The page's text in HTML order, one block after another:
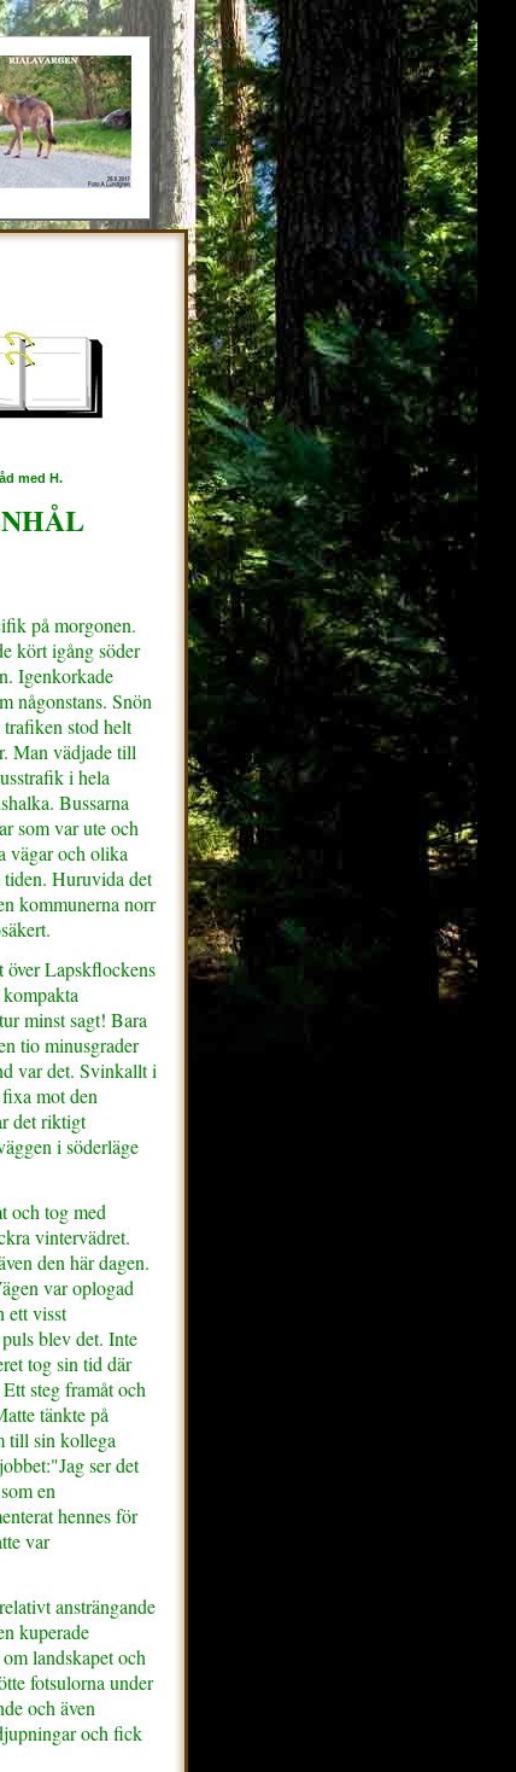
med H.
på morgonen.
kört igång söder
Igenkorkade
någonstans. Snön
trafiken stod helt
Man vädjade till
i hela
Bussarna
som var ute och
vägar och olika
Huruvida det
kommunerna norr
över Lapskflockens
minst sagt! Bara
tio minusgrader
var det. Svinkallt i
mot den
det riktigt
i söderläge
och tog med
vintervädret.
den här dagen.
var oplogad
ett visst
blev det. Inte
tog sin tid där
steg framåt och
tänkte på
till sin kollega
ser det
en
hennes för
var
ansträngande
kuperade
landskapet och
fotsulorna under
och även
och fick